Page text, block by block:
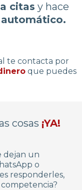
citas y hace
te contacta por
que puedes
cosas ¡YA!
dejan un
o
responderles,